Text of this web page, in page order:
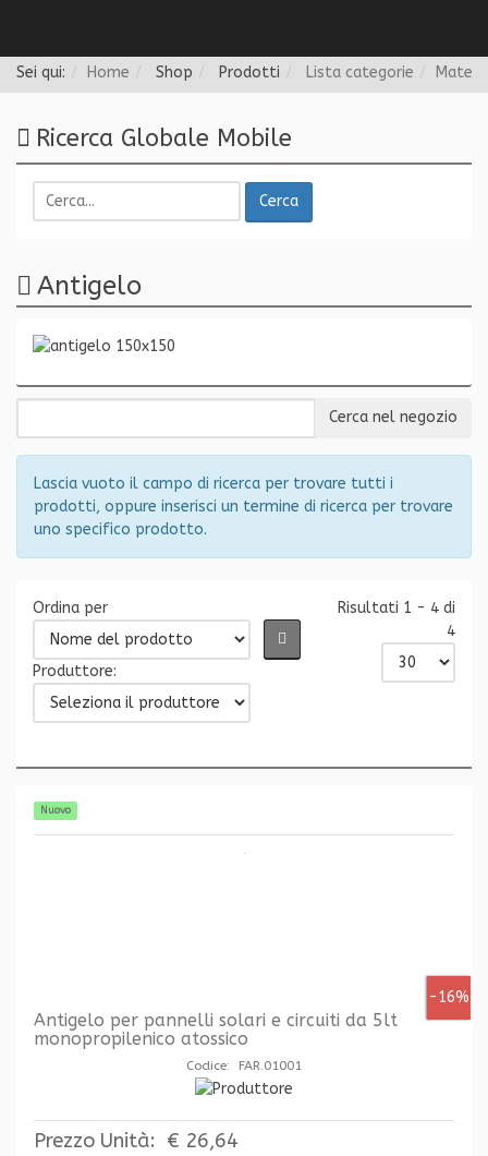
Sei qui: Home Shop Prodotti Lista categorie
Ricerca Globale Mobile
Cerca
Antigelo
Lascia vuoto il campo di ricerca per trovare tutti i
prodotti, oppure inserisci un termine di ricerca per trovare
uno specifico prodotto.
Ordina per
Produttore:
Risultati 1 - 4 di
4
Nuovo
-16%
Antigelo per pannelli solari e circuiti da 5lt
monopropilenico atossico
Codice: FAR.01001
Prezzo Unità: € 26,64